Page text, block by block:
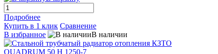
Подробнее
Купить в 1 клик Сравнение
В избранное
В наличии